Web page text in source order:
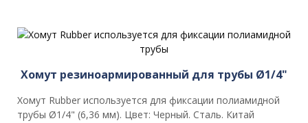
Хомут резиноармированный для трубы Ø1/4"
Хомут Rubber используется для фиксации полиамидной
трубы Ø1/4" (6,36 мм). Цвет: Черный. Сталь. Китай